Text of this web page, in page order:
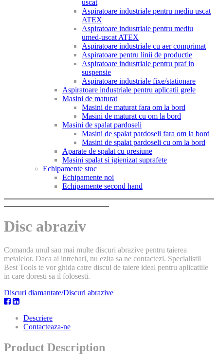
uscat
Aspiratoare industriale pentru mediu uscat
ATEX
Aspiratoare industriale pentru mediu
umed-uscat ATEX
Aspiratoare industriale cu aer comprimat
Aspiratoare pentru linii de productie
Aspiratoare industriale pentru praf in
suspensie
Aspiratoare industriale fixe/stationare
Aspiratoare industriale pentru aplicatii grele
Masini de maturat
Masini de maturat fara om la bord
Masini de maturat cu om la bord
Masini de spalat pardoseli
Masini de spalat pardoseli fara om la bord
Masini de spalat pardoseli cu om la bord
Aparate de spalat cu presiune
Masini spalat si igienizat suprafete
Echipamente stoc
Echipamente noi
Echipamente second hand
Disc abraziv
Comanda unul sau mai multe discuri abrazive pentru taierea
metalelor. Daca ai intrebari, nu ezita sa ne contactezi. Specialistii
Best Tools te vor ghida catre discul de taiere ideal pentru aplicatiile
in care doresti sa il folosesti.
Discuri diamantate/Discuri abrazive
Descriere
Contacteaza-ne
Product Description